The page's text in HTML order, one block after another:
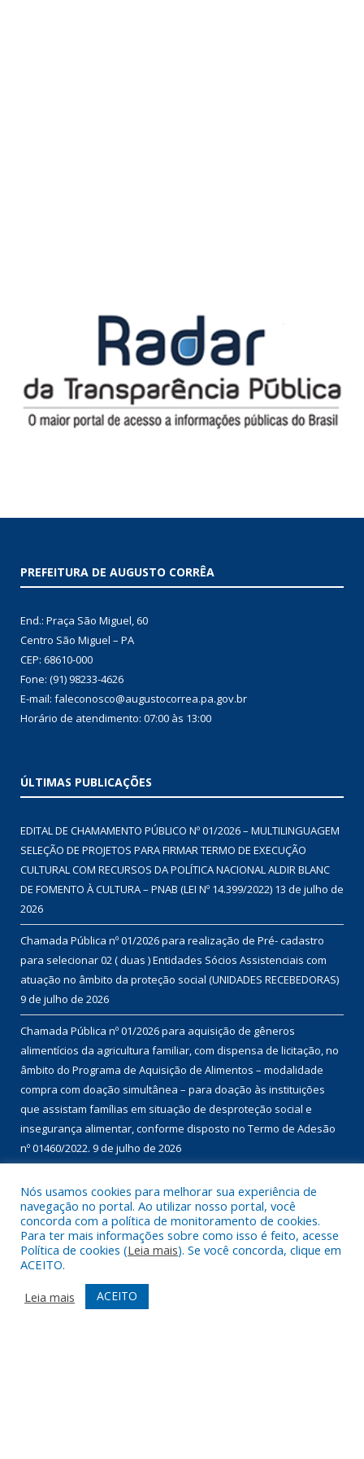
PREFEITURA DE AUGUSTO CORRÊA
End.: Praça São Miguel, 60
Centro São Miguel – PA
CEP: 68610-000
Fone: (91) 98233-4626
E-mail: faleconosco@augustocorrea.pa.gov.br
Horário de atendimento: 07:00 às 13:00
ÚLTIMAS PUBLICAÇÕES
EDITAL DE CHAMAMENTO PÚBLICO Nº 01/2026 – MULTILINGUAGEM
SELEÇÃO DE PROJETOS PARA FIRMAR TERMO DE EXECUÇÃO
CULTURAL COM RECURSOS DA POLÍTICA NACIONAL ALDIR BLANC
DE FOMENTO À CULTURA – PNAB (LEI Nº 14.399/2022) 13 de julho de
2026
Chamada Pública nº 01/2026 para realização de Pré- cadastro
para selecionar 02 ( duas ) Entidades Sócios Assistenciais com
atuação no âmbito da proteção social (UNIDADES RECEBEDORAS)
9 de julho de 2026
Chamada Pública nº 01/2026 para aquisição de gêneros
alimentícios da agricultura familiar, com dispensa de licitação, no
âmbito do Programa de Aquisição de Alimentos – modalidade
compra com doação simultânea – para doação às instituições
que assistam famílias em situação de desproteção social e
insegurança alimentar, conforme disposto no Termo de Adesão
nº 01460/2022. 9 de julho de 2026
DESENVOLVIDO POR CR2
Nós usamos cookies para melhorar sua experiência de
navegação no portal. Ao utilizar nosso portal, você
concorda com a política de monitoramento de cookies.
Para ter mais informações sobre como isso é feito, acesse
Política de cookies (Leia mais). Se você concorda, clique em
ACEITO.
Leia mais
ACEITO